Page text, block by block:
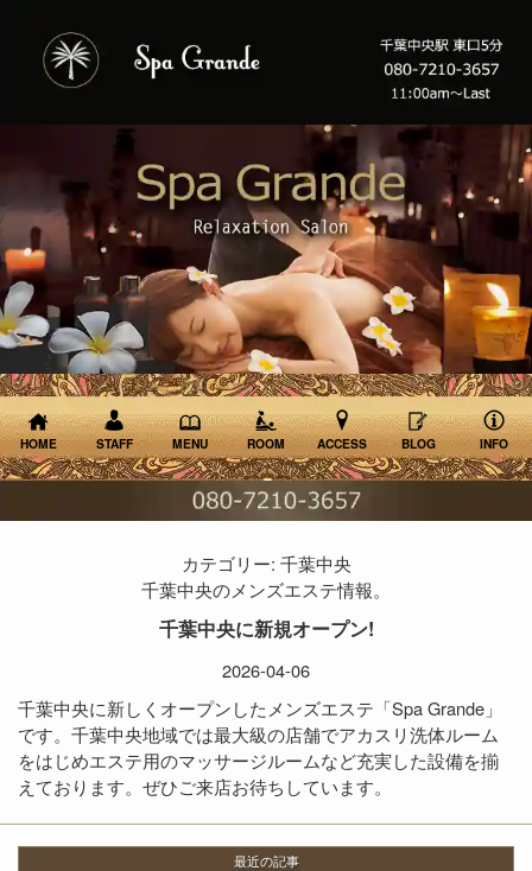
HOME STAFF MENU ROOM ACCESS BLOG INFO
カテゴリー: 千葉中央
千葉中央のメンズエステ情報。
千葉中央に新規オープン!
2026-04-06
千葉中央に新しくオープンしたメンズエステ「Spa Grande」
です。千葉中央地域では最大級の店舗でアカスリ洗体ルーム
をはじめエステ用のマッサージルームなど充実した設備を揃
えております。ぜひご来店お待ちしています。
最近の記事